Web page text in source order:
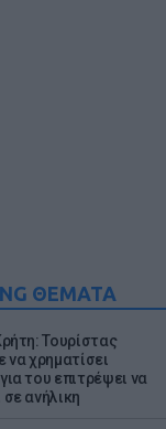
ΘΕΜΑΤΑ
Τουρίστας
να χρηματίσει
του επιτρέψει να
ανήλικη